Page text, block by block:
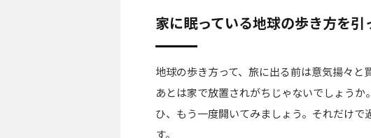
家に眠っている地球の歩き方を引
地球の歩き方って、旅に出る前は意気揚々と
あとは家で放置されがちじゃないでしょう
ひ、もう一度開いてみましょう。それだけで
す。